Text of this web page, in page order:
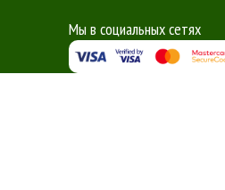
Мы в социальных сетях